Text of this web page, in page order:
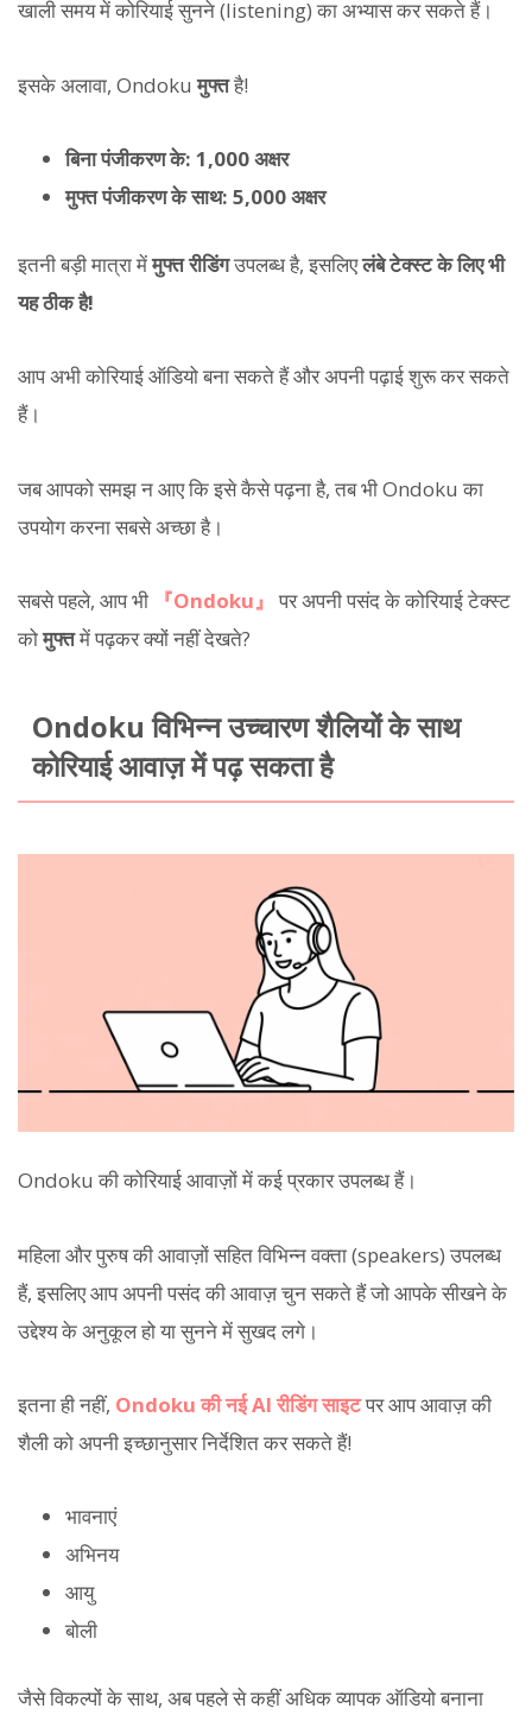
खाली समय में कोरियाई सुनने (listening) का अभ्यास कर सकते हैं।
इसके अलावा, Ondokuमुफ्तहै!
बिना पंजीकरण के: 1,000 अक्षर
मुफ्त पंजीकरण के साथ: 5,000 अक्षर
इतनी बड़ी मात्रा मेंमुफ्त रीडिंगउपलब्ध है, इसलिएलंबे टेक्स्ट के लिए भी
यह ठीक है!
आप अभी कोरियाई ऑडियो बना सकते हैं और अपनी पढ़ाई शुरू कर सकते
हैं।
जब आपको समझ न आए कि इसे कैसे पढ़ना है, तब भी Ondoku का
उपयोग करना सबसे अच्छा है।
सबसे पहले, आप भी 『Ondoku』 पर अपनी पसंद के कोरियाई टेक्स्ट
कोमुफ्तमें पढ़कर क्यों नहीं देखते?
Ondoku विभिन्न उच्चारण शैलियों के साथ
कोरियाई आवाज़ में पढ़ सकता है
Ondoku की कोरियाई आवाज़ों में कई प्रकार उपलब्ध हैं।
महिला और पुरुष की आवाज़ों सहित विभिन्न वक्ता (speakers) उपलब्ध
हैं, इसलिए आप अपनी पसंद की आवाज़ चुन सकते हैं जो आपके सीखने के
उद्देश्य के अनुकूल हो या सुनने में सुखद लगे।
इतना ही नहीं, Ondoku की नई AI रीडिंग साइटपर आप आवाज़ की
शैली को अपनी इच्छानुसार निर्देशित कर सकते हैं!
भावनाएं
अभिनय
आयु
बोली
जैसे विकल्पों के साथ, अब पहले से कहीं अधिक व्यापक ऑडियो बनाना